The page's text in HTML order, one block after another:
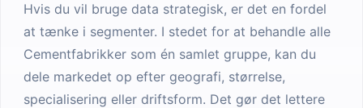
Hvis du vil bruge data strategisk, er det en fordel
at tænke i segmenter. I stedet for at behandle alle
Cementfabrikker som én samlet gruppe, kan du
dele markedet op efter geografi, størrelse,
specialisering eller driftsform. Det gør det lettere